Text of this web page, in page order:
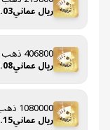
ريال عماني3.03
406800 ذهب
ريال عماني5.08
1080000 ذهب
ريال عماني12.15